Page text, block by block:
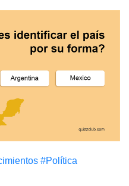
#Política